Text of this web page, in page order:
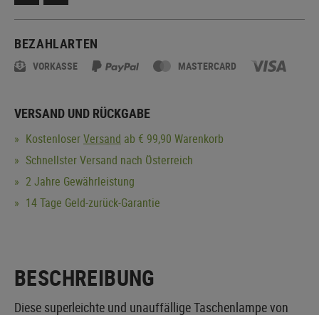
BEZAHLARTEN
VORKASSE MASTERCARD
VERSAND UND RÜCKGABE
KostenloserVersand ab € 99,90 Warenkorb
Schnellster Versand nach Österreich
2 Jahre Gewährleistung
14 Tage Geld-zurück-Garantie
BESCHREIBUNG
Diese superleichte und unauffällige Taschenlampe von